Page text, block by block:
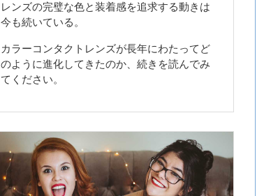
レンズの完璧な色と装着感を追求する動きは
今も続いている。
カラーコンタクトレンズが長年にわたってど
のように進化してきたのか、続きを読んでみ
てください。